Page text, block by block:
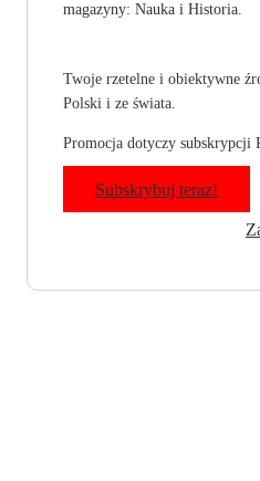
magazyny: Nauka i Historia.
Twoje rzetelne i obiektywne
Polski i ze świata.
Promocja dotyczy subskrypcji
Subskrybuj teraz!